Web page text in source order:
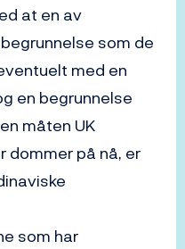
at en av
som de
med en
en begrunnelse
måten UK
dommer på nå, er
som har